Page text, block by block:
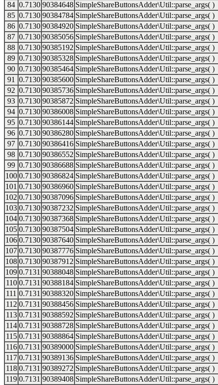
84 0.7130 90384648 SimpleShareButtonsAdder\Util::parse_args( )
85 0.7130 90384784 SimpleShareButtonsAdder\Util::parse_args( )
86 0.7130 90384920 SimpleShareButtonsAdder\Util::parse_args( )
87 0.7130 90385056 SimpleShareButtonsAdder\Util::parse_args( )
88 0.7130 90385192 SimpleShareButtonsAdder\Util::parse_args( )
89 0.7130 90385328 SimpleShareButtonsAdder\Util::parse_args( )
90 0.7130 90385464 SimpleShareButtonsAdder\Util::parse_args( )
91
0.7130 90385600 SimpleShareButtonsAdder\Util::parse_args( )
92 0.7130 90385736 SimpleShareButtonsAdder\Util::parse_args( )
93 0.7130 90385872 SimpleShareButtonsAdder\Util::parse_args( )
94 0.7130 90386008 SimpleShareButtonsAdder\Util::parse_args( )
95 0.7130 90386144 SimpleShareButtonsAdder\Util::parse_args( )
96 0.7130 90386280 SimpleShareButtonsAdder\Util::parse_args( )
97 0.7130 90386416 SimpleShareButtonsAdder\Util::parse_args( )
98 0.7130 90386552 SimpleShareButtonsAdder\Util::parse_args( )
99 0.7130 90386688 SimpleShareButtonsAdder\Util::parse_args( )
100 0.7130 90386824 SimpleShareButtonsAdder\Util::parse_args( )
101 0.7130 90386960 SimpleShareButtonsAdder\Util::parse_args( )
102 0.7130 90387096 SimpleShareButtonsAdder\Util::parse_args( )
103 0.7130 90387232 SimpleShareButtonsAdder\Util::parse_args( )
104 0.7130 90387368 SimpleShareButtonsAdder\Util::parse_args( )
105 0.7130 90387504 SimpleShareButtonsAdder\Util::parse_args( )
106 0.7130 90387640 SimpleShareButtonsAdder\Util::parse_args( )
107 0.7130 90387776 SimpleShareButtonsAdder\Util::parse_args( )
108 0.7130 90387912 SimpleShareButtonsAdder\Util::parse_args( )
109 0.7131 90388048 SimpleShareButtonsAdder\Util::parse_args( )
110 0.7131 90388184 SimpleShareButtonsAdder\Util::parse_args( )
111 0.7131 90388320 SimpleShareButtonsAdder\Util::parse_args( )
112 0.7131 90388456 SimpleShareButtonsAdder\Util::parse_args( )
113 0.7131 90388592 SimpleShareButtonsAdder\Util::parse_args( )
114 0.7131 90388728 SimpleShareButtonsAdder\Util::parse_args( )
115 0.7131 90388864 SimpleShareButtonsAdder\Util::parse_args( )
116 0.7131 90389000 SimpleShareButtonsAdder\Util::parse_args( )
117 0.7131 90389136 SimpleShareButtonsAdder\Util::parse_args( )
118 0.7131 90389272 SimpleShareButtonsAdder\Util::parse_args( )
119 0.7131 90389408 SimpleShareButtonsAdder\Util::parse_args( )